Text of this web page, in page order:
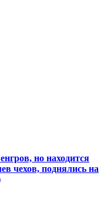
но находится
чехов, поднялись на